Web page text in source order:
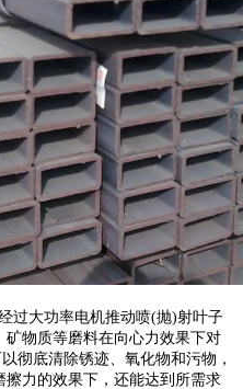
大功率电机推动喷(抛)射叶子
物质等磨料在向心力效果下对
彻底清除锈迹、氧化物和污物，
力的效果下，还能达到所需求